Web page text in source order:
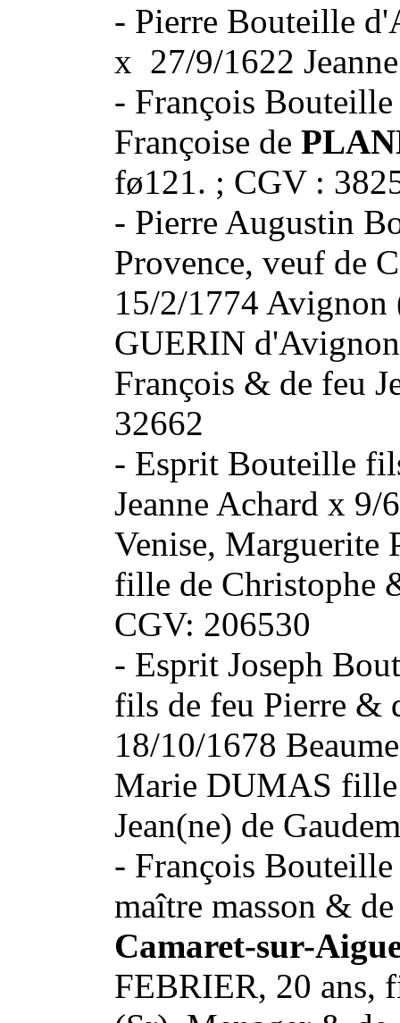
- Pierre Bouteille
x 27/9/1622
- François
Françoise de
fø121. ; CGV :
- Pierre Augustin
Provence, veuf de
15/2/1774
GUERIN
François & de feu
32662
- Esprit Bouteille
Jeanne Achard x 9/
Venise, Marguerite
fille de Christophe
CGV: 206530
- Esprit Joseph
fils de feu Pierre &
18/10/1678
Marie DUMAS
Jean(ne) de
- François
maître masson &
Camaret-sur-
FEBRIER, 20 ans,